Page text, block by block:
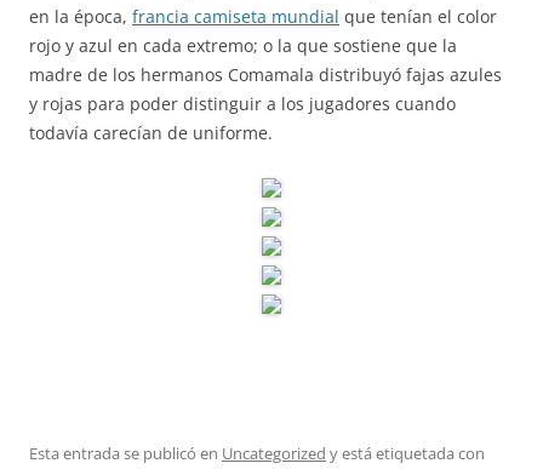
en la época, francia camiseta mundial que tenían el color
rojo y azul en cada extremo; o la que sostiene que la
madre de los hermanos Comamala distribuyó fajas azules
y rojas para poder distinguir a los jugadores cuando
todavía carecían de uniforme.
Esta entrada se publicó en Uncategorized y está etiquetada con